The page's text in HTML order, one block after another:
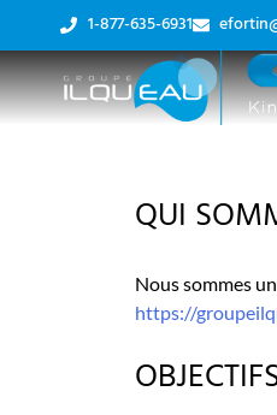
1-877-635-6931
QUI
Nous sommes
https://